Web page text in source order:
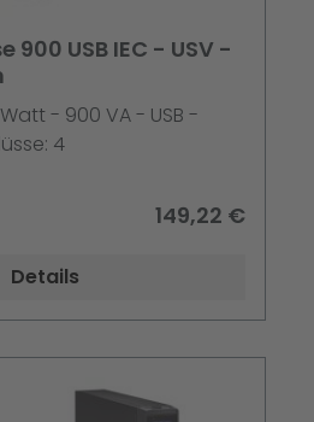
900 USB IEC - USV -
- 900 VA - USB -
4
149,22 €
Details